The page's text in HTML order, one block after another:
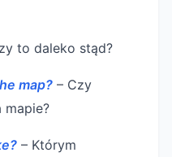
to daleko stąd?
map?– Czy
mapie?
– Którym